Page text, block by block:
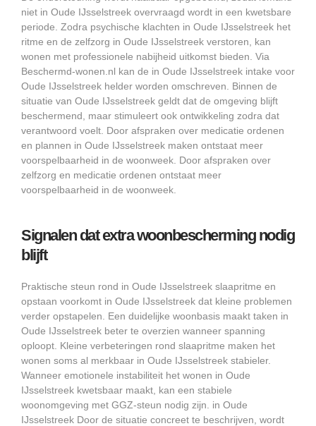
niet in Oude IJsselstreek overvraagd wordt in een kwetsbare
periode. Zodra psychische klachten in Oude IJsselstreek het
ritme en de zelfzorg in Oude IJsselstreek verstoren, kan
wonen met professionele nabijheid uitkomst bieden. Via
Beschermd-wonen.nl kan de in Oude IJsselstreek intake voor
Oude IJsselstreek helder worden omschreven. Binnen de
situatie van Oude IJsselstreek geldt dat de omgeving blijft
beschermend, maar stimuleert ook ontwikkeling zodra dat
verantwoord voelt. Door afspraken over medicatie ordenen
en plannen in Oude IJsselstreek maken ontstaat meer
voorspelbaarheid in de woonweek. Door afspraken over
zelfzorg en medicatie ordenen ontstaat meer
voorspelbaarheid in de woonweek.
Signalen dat extra woonbescherming nodig
blijft
Praktische steun rond in Oude IJsselstreek slaapritme en
opstaan voorkomt in Oude IJsselstreek dat kleine problemen
verder opstapelen. Een duidelijke woonbasis maakt taken in
Oude IJsselstreek beter te overzien wanneer spanning
oploopt. Kleine verbeteringen rond slaapritme maken het
wonen soms al merkbaar in Oude IJsselstreek stabieler.
Wanneer emotionele instabiliteit het wonen in Oude
IJsselstreek kwetsbaar maakt, kan een stabiele
woonomgeving met GGZ-steun nodig zijn. in Oude
IJsselstreek Door de situatie concreet te beschrijven, wordt